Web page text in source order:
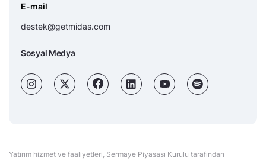
E-mail
destek@getmidas.com
Sosyal Medya
Yatırım hizmet ve faaliyetleri, Sermaye Piyasası Kurulu tarafından